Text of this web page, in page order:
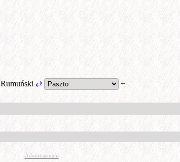
Rumuński ⇄ +
Advertisement